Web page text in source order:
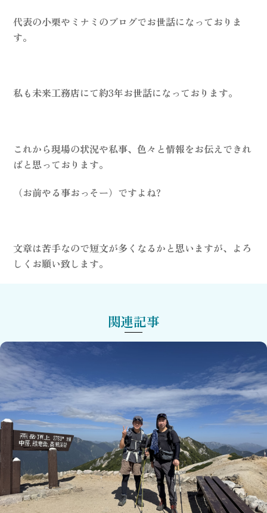
代表の小栗やミナミのブログでお世話になっておりま
す。
私も未来工務店にて約3年お世話になっております。
これから現場の状況や私事、色々と情報をお伝えできれ
ばと思っております。
（お前やる事おっそー）ですよね?
文章は苦手なので短文が多くなるかと思いますが、よろ
しくお願い致します。
関連記事